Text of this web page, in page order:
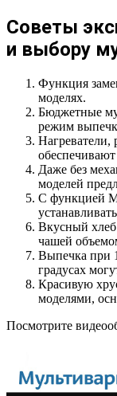
Советы
и выбору
Функция
моделях.
Бюджетные
режим
Нагреватели,
Даже без
моделей
С функцией
Вкусный
чашей
Выпечка при
градусах
Красивую
моделями,
Посмотрите